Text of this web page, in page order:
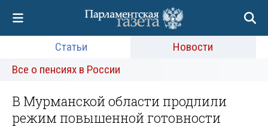
Статьи
Новости
Все о пенсиях в России
В Мурманской области продлили
режим повышенной готовности